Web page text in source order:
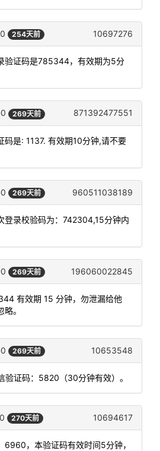
254天前 10697276
验证码是785344，有效期为5分
269天前 871392477551
码是: 1137. 有效期10分钟,请不要
269天前 960511038189
登录校验码为：742304,15分钟内
269天前 196060022845
有效期 15 分钟，勿泄漏给他
。
269天前 10653548
验证码：5820（30分钟有效）。
270天前 10694617
6960，本验证码有效时间5分钟，